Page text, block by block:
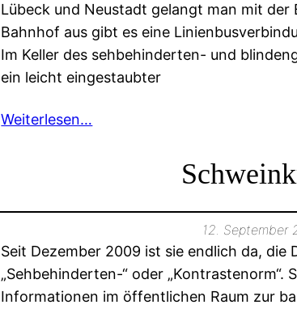
Lübeck und Neustadt gelangt man mit der
Bahnhof aus gibt es eine
Im Keller des sehbehinderten- und
ein leicht eingestaubter
Weiterlesen…
12. September
Seit Dezember 2009 ist sie endlich da, die
„Sehbehinderten-“ oder „Kontrastenorm“.
Informationen im öffentlichen Raum zur